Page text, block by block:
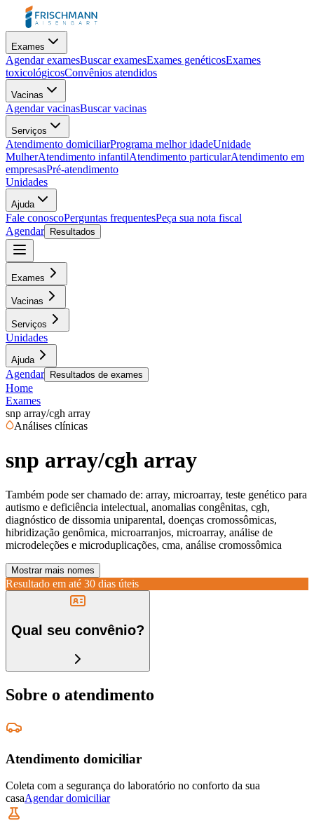
Exames
Agendar examesBuscar examesExames genéticosExames
toxicológicosConvênios atendidos
Vacinas
Agendar vacinasBuscar vacinas
Serviços
Atendimento domiciliarPrograma melhor idadeUnidade
MulherAtendimento infantilAtendimento particularAtendimento em
empresasPré-atendimento
Unidades
Ajuda
Fale conoscoPerguntas frequentesPeça sua nota fiscal
Agendar
Resultados
Exames
Vacinas
Serviços
Unidades
Ajuda
Agendar Resultados de exames
Home
Exames
snp array/cgh array
Análises clínicas
snp array/cgh array
Também pode ser chamado de: array, microarray, teste genético para
autismo e deficiência intelectual, anomalias congênitas, cgh,
diagnóstico de dissomia uniparental, doenças cromossômicas,
hibridização genômica, microarranjos, microarray, análise de
microdeleções e microduplicações, cma, análise cromossômica
Mostrar mais nomes
Resultado em até 30 dias úteis
Qual seu convênio?
Sobre o atendimento
Atendimento domiciliar
Coleta com a segurança do laboratório no conforto da sua
casaAgendar domiciliar